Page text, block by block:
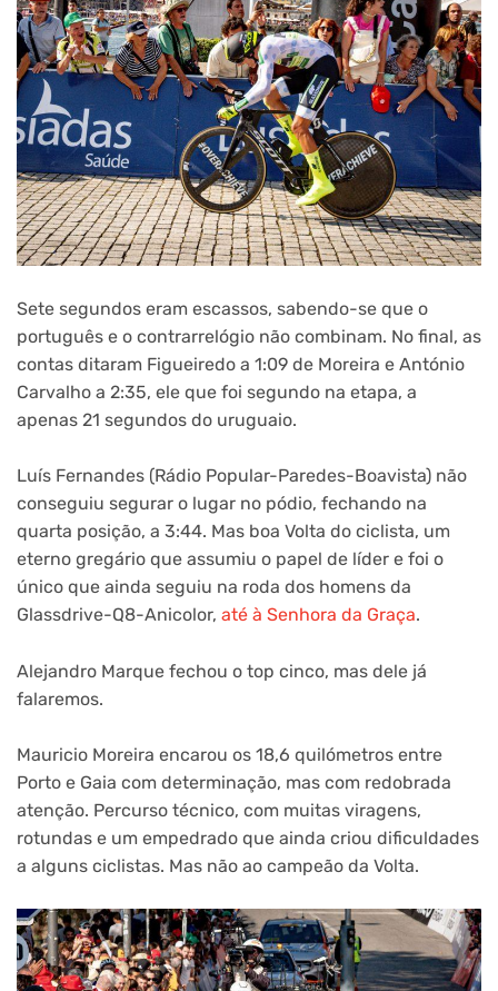
Sete segundos eram escassos, sabendo-se que o
português e o contrarrelógio não combinam. No final, as
contas ditaram Figueiredo a 1:09 de Moreira e António
Carvalho a 2:35, ele que foi segundo na etapa, a
apenas 21 segundos do uruguaio.
Luís Fernandes (Rádio Popular-Paredes-Boavista) não
conseguiu segurar o lugar no pódio, fechando na
quarta posição, a 3:44. Mas boa Volta do ciclista, um
eterno gregário que assumiu o papel de líder e foi o
único que ainda seguiu na roda dos homens da
Glassdrive-Q8-Anicolor, até à Senhora da Graça.
Alejandro Marque fechou o top cinco, mas dele já
falaremos.
Mauricio Moreira encarou os 18,6 quilómetros entre
Porto e Gaia com determinação, mas com redobrada
atenção. Percurso técnico, com muitas viragens,
rotundas e um empedrado que ainda criou dificuldades
a alguns ciclistas. Mas não ao campeão da Volta.